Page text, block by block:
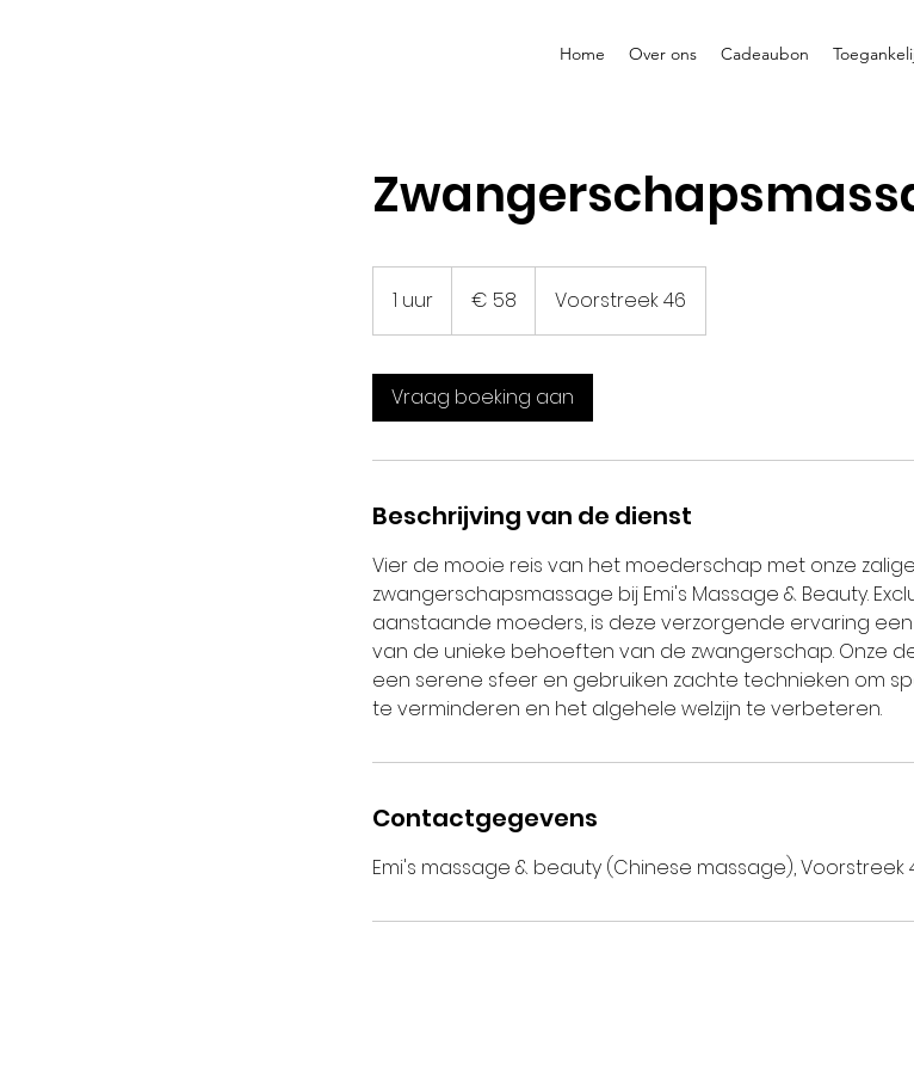
Home Over ons Cadeaubon
1 uur
u
€ 58 Voorstreek 46
Vraag boeking aan
Beschrijving van de dienst
Vier de mooie reis van het moederschap met onze
zwangerschapsmassage bij Emi's Massage & Beauty.
aanstaande moeders, is deze verzorgende ervaring
van de unieke behoeften van de zwangerschap. Onze
een serene sfeer en gebruiken zachte technieken om
te verminderen en het algehele welzijn te verbeteren.
Contactgegevens
Emi's massage & beauty (Chinese massage), Voorstreek